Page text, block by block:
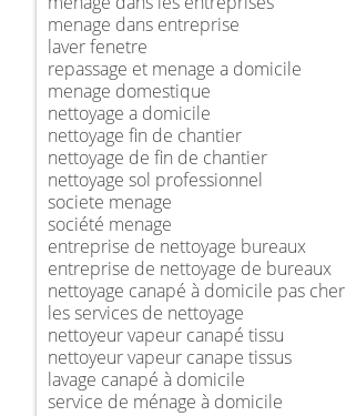
menage dans entreprise
laver fenetre
repassage et menage a domicile
menage domestique
nettoyage a domicile
nettoyage fin de chantier
nettoyage de fin de chantier
nettoyage sol professionnel
societe menage
société menage
entreprise de nettoyage bureaux
entreprise de nettoyage de bureaux
nettoyage canapé à domicile pas cher
les services de nettoyage
nettoyeur vapeur canapé tissu
nettoyeur vapeur canape tissus
lavage canapé à domicile
service de ménage à domicile